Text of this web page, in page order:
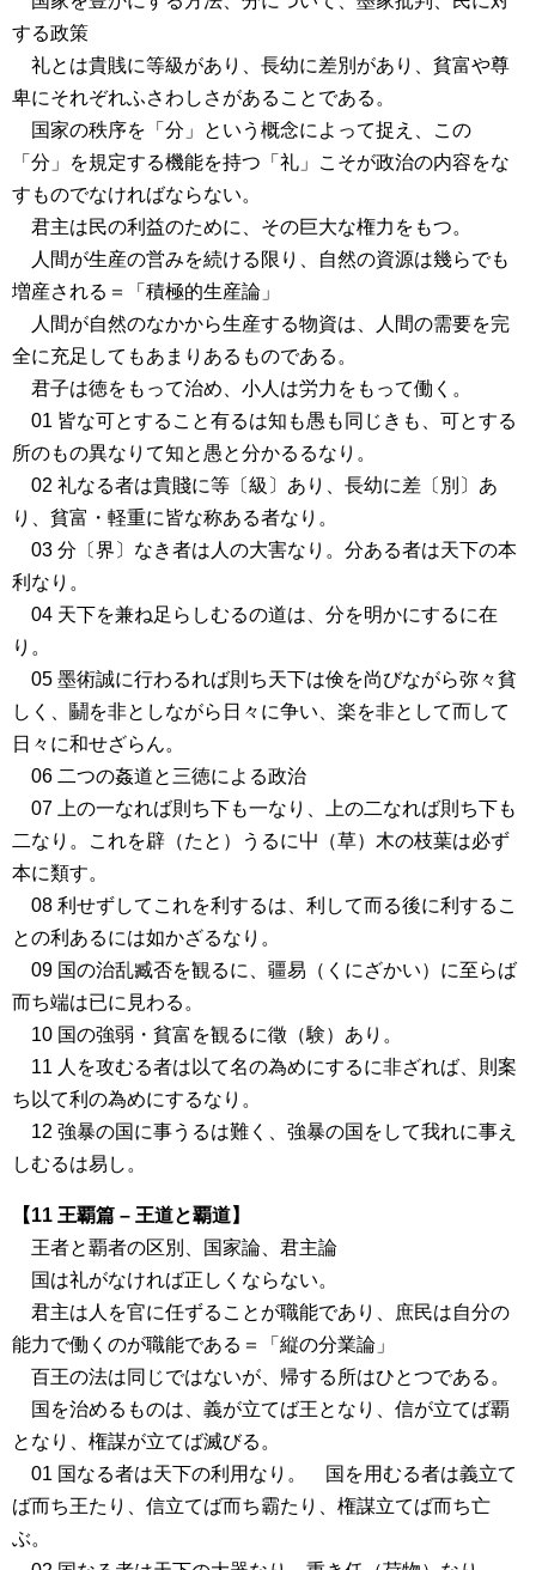
する政策
礼とは貴賎に等級があり、長幼に差別があり、貧富や尊
卑にそれぞれふさわしさがあることである。
国家の秩序を「分」という概念によって捉え、この
「分」を規定する機能を持つ「礼」こそが政治の内容をな
すものでなければならない。
君主は民の利益のために、その巨大な権力をもつ。
人間が生産の営みを続ける限り、自然の資源は幾らでも
増産される＝「積極的生産論」
人間が自然のなかから生産する物資は、人間の需要を完
全に充足してもあまりあるものである。
君子は徳をもって治め、小人は労力をもって働く。
01 皆な可とすること有るは知も愚も同じきも、可とする
所のもの異なりて知と愚と分かるるなり。
02 礼なる者は貴賤に等〔級〕あり、長幼に差〔別〕あ
り、貧富・軽重に皆な称ある者なり。
03 分〔界〕なき者は人の大害なり。分ある者は天下の本
利なり。
04 天下を兼ね足らしむるの道は、分を明かにするに在
り。
05 墨術誠に行わるれば則ち天下は倹を尚びながら弥々貧
しく、鬭を非としながら日々に争い、楽を非として而して
日々に和せざらん。
06 二つの姦道と三徳による政治
07 上の一なれば則ち下も一なり、上の二なれば則ち下も
二なり。これを辟（たと）うるに屮（草）木の枝葉は必ず
本に類す。
08 利せずしてこれを利するは、利して而る後に利するこ
との利あるには如かざるなり。
09 国の治乱臧否を観るに、疆易（くにざかい）に至らば
而ち端は已に見わる。
10 国の強弱・貧富を観るに徵（験）あり。
11 人を攻むる者は以て名の為めにするに非ざれば、則案
ち以て利の為めにするなり。
12 強暴の国に事うるは難く、強暴の国をして我れに事え
しむるは易し。
【11 王覇篇 – 王道と覇道】
王者と覇者の区別、国家論、君主論
国は礼がなければ正しくならない。
君主は人を官に任ずることが職能であり、庶民は自分の
能力で働くのが職能である＝「縦の分業論」
百王の法は同じではないが、帰する所はひとつである。
国を治めるものは、義が立てば王となり、信が立てば覇
となり、権謀が立てば滅びる。
01 国なる者は天下の利用なり。 国を用むる者は義立て
ば而ち王たり、信立てば而ち霸たり、権謀立てば而ち亡
ぶ。